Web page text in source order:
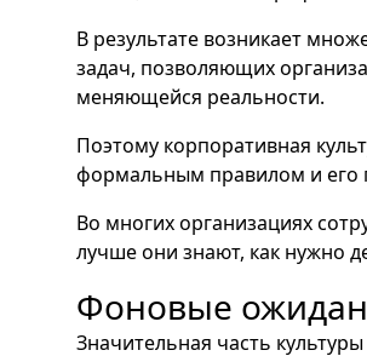
В результате возникает
задач, позволяющих
меняющейся реальности.
Поэтому корпоративная
формальным правилом и его
Во многих организациях
лучше они знают, как нужно
Фоновые
Значительная часть